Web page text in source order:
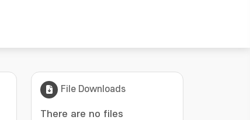
File Downloads
There are no files